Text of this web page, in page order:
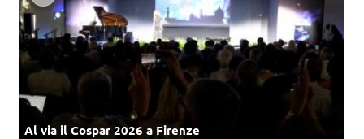
Al via il Cospar 2026 a Firenze